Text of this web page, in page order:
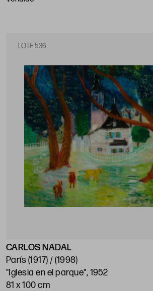
LOTE 536
CARLOS NADAL
París (1917) / (1998)
"Iglesia en el parque", 1952
81 x 100 cm